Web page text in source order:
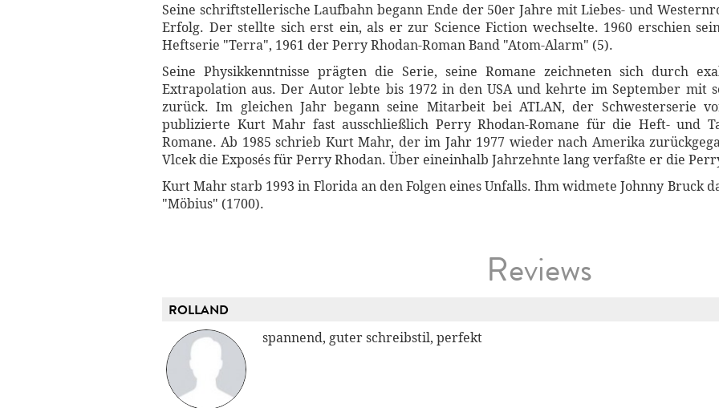
Seine schriftstellerische Laufbahn begann Ende der 50er Jahre mit Liebes- und
Erfolg. Der stellte sich erst ein, als er zur Science Fiction wechselte. 1960 erschien
Heftserie "Terra", 1961 der Perry Rhodan-Roman Band "Atom-Alarm" (5).
Seine Physikkenntnisse prägten die Serie, seine Romane zeichneten sich durch
Extrapolation aus. Der Autor lebte bis 1972 in den USA und kehrte im September mit
zurück. Im gleichen Jahr begann seine Mitarbeit bei ATLAN, der Schwesterserie
publizierte Kurt Mahr fast ausschließlich Perry Rhodan-Romane für die Heft- und
Romane. Ab 1985 schrieb Kurt Mahr, der im Jahr 1977 wieder nach Amerika
Vlcek die Exposés für Perry Rhodan. Über eineinhalb Jahrzehnte lang verfaßte er die
Kurt Mahr starb 1993 in Florida an den Folgen eines Unfalls. Ihm widmete Johnny Bruck
"Möbius" (1700).
Reviews
ROLLAND
spannend, guter schreibstil, perfekt